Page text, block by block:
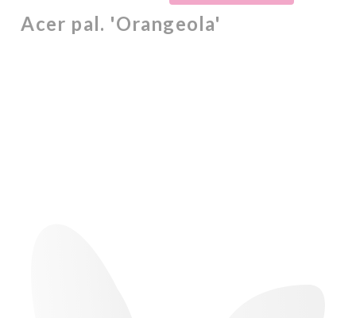
Acer pal. 'Orangeola'